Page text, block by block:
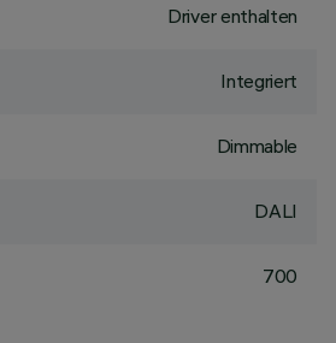
Driver enthalten
Integriert
Dimmable
DALI
700